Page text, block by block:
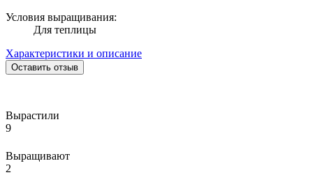
Условия выращивания:
Для теплицы
Характеристики и описание
Оставить отзыв
Вырастили
9
Выращивают
2